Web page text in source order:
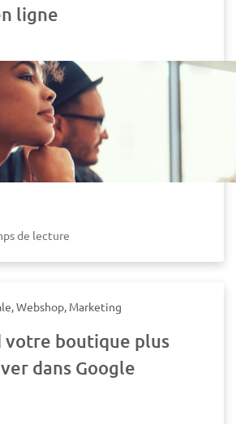
ligne
de lecture
Webshop, Marketing
votre boutique plus
dans Google